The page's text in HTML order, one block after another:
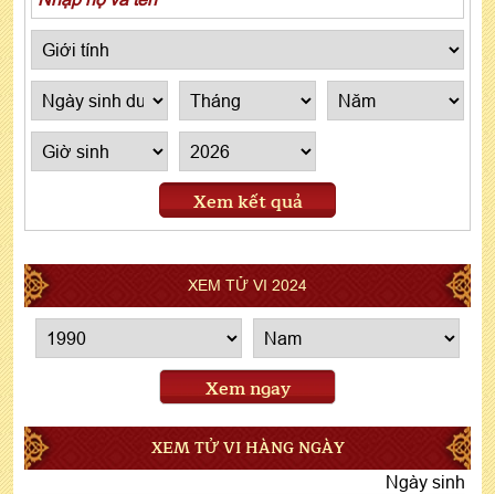
Xem kết quả
XEM TỬ VI 2024
Xem ngay
XEM TỬ VI HÀNG NGÀY
Ngày sinh